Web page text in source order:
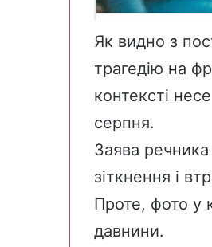
Як видно з
трагедію на
контексті
серпня.
Заява речника
зіткнення і
Проте, фото у
давнини.